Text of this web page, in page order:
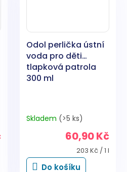
Odol perlička ústní
voda pro děti
tlapková patrola
300 ml
Skladem (>5 ks)
60,90 Kč
Měrná
cena:
203 Kč / 1 l
Do košíku